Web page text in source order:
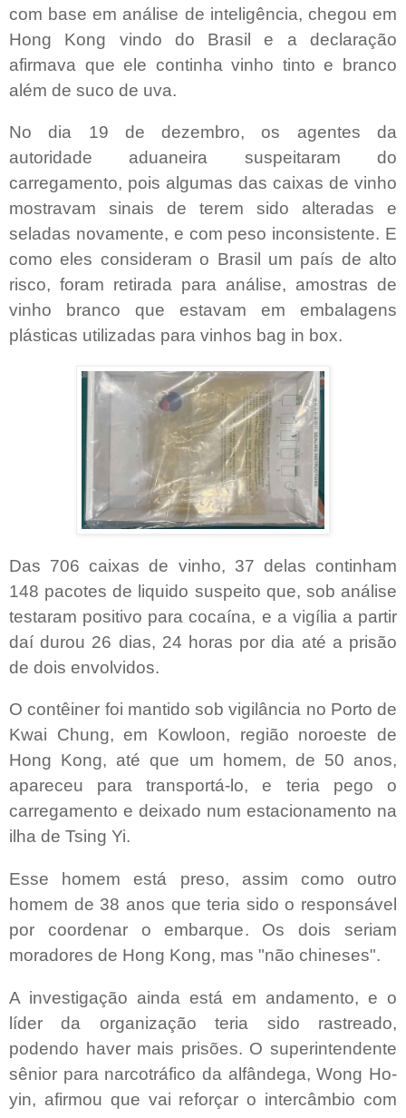
com base em análise de inteligência, chegou em
Hong Kong vindo do Brasil e a declaração
afirmava que ele continha vinho tinto e branco
além de suco de uva.
No dia 19 de dezembro, os agentes da
autoridade aduaneira suspeitaram do
carregamento, pois algumas das caixas de vinho
mostravam sinais de terem sido alteradas e
seladas novamente, e com peso inconsistente. E
como eles consideram o Brasil um país de alto
risco, foram retirada para análise, amostras de
vinho branco que estavam em embalagens
plásticas utilizadas para vinhos bag in box.
Das 706 caixas de vinho, 37 delas continham
148 pacotes de liquido suspeito que, sob análise
testaram positivo para cocaína, e a vigília a partir
daí durou 26 dias, 24 horas por dia até a prisão
de dois envolvidos.
O contêiner foi mantido sob vigilância no Porto de
Kwai Chung, em Kowloon, região noroeste de
Hong Kong, até que um homem, de 50 anos,
apareceu para transportá-lo, e teria pego o
carregamento e deixado num estacionamento na
ilha de Tsing Yi.
Esse homem está preso, assim como outro
homem de 38 anos que teria sido o responsável
por coordenar o embarque. Os dois seriam
moradores de Hong Kong, mas "não chineses".
A investigação ainda está em andamento, e o
líder da organização teria sido rastreado,
podendo haver mais prisões. O superintendente
sênior para narcotráfico da alfândega, Wong Ho-
yin, afirmou que vai reforçar o intercâmbio com